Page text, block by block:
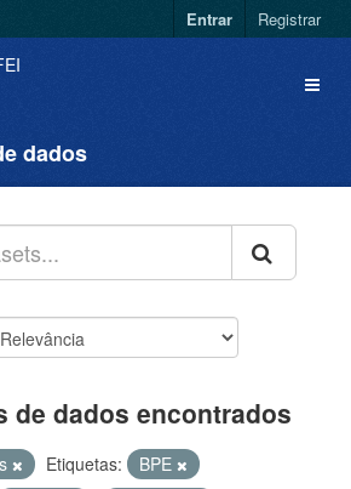
Entrar Registrar
dados
de dados encontrados
Etiquetas:
BPE